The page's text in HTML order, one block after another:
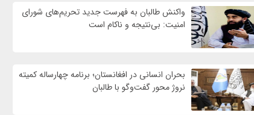
واكنش طالبان به فهرست جدید تحریم‌های شورای
امنیت: بی‌نتیجه و ناکام است
بحران انسانی در افغانستان؛ برنامه چهار‌ساله کمیته
نروژ محور گفت‌وگو با طالبان